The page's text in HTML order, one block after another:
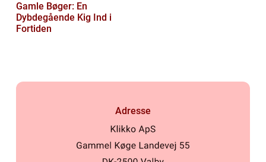
Gamle Bøger: En
Dybdegående Kig Ind i
Fortiden
Adresse